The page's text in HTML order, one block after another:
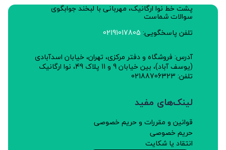
پشت خط نوا ارگانیک، مهربانی با لبخند جوابگوی
سوالات شماست
تلفن پاسخگویی: 02191017805
آدرس: فروشگاه و دفتر مرکزی، تهران، خیابان اسدآبادی
(یوسف آباد)، بین خیابان 9 و 11 پلاک 49، نوا ارگانیک
تلفن: 02188706323
لینک‌های مفید
قوانین و مقررات و حریم خصوصی
حریم خصوصی
انتقاد یا شکایت